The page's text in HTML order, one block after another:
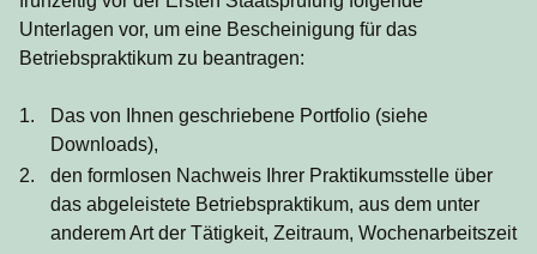
Unterlagen vor, um eine Bescheinigung für das
Betriebspraktikum zu beantragen:
Das von Ihnen geschriebene Portfolio (siehe
Downloads),
den formlosen Nachweis Ihrer Praktikumsstelle über
das abgeleistete Betriebspraktikum, aus dem unter
anderem Art der Tätigkeit, Zeitraum, Wochenarbeitszeit